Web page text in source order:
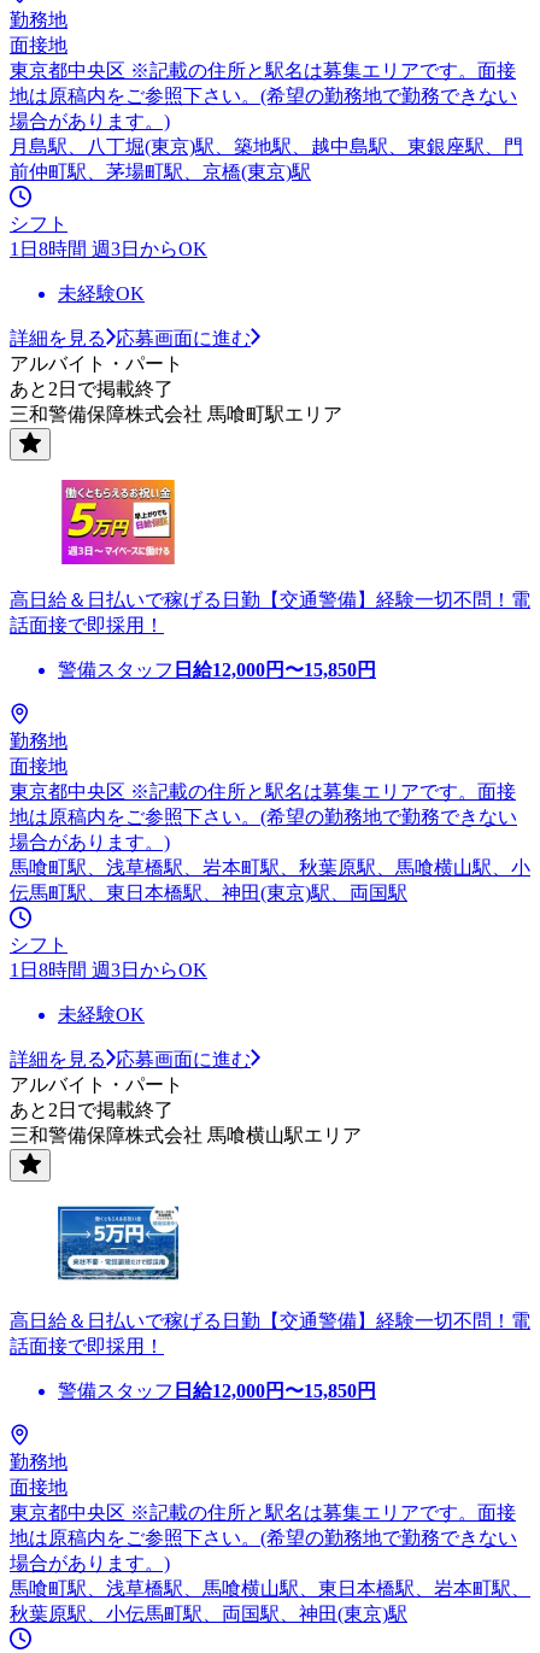
勤務地
面接地
東京都中央区 ※記載の住所と駅名は募集エリアです。面接
地は原稿内をご参照下さい。(希望の勤務地で勤務できない
場合があります。)
月島駅、八丁堀(東京)駅、築地駅、越中島駅、東銀座駅、門
前仲町駅、茅場町駅、京橋(東京)駅
シフト
1日8時間 週3日からOK
未経験OK
詳細を見る
応募画面に進む
アルバイト・パート
あと2日で掲載終了
三和警備保障株式会社 馬喰町駅エリア
高日給＆日払いで稼げる日勤【交通警備】経験一切不問！電
話面接で即採用！
警備スタッフ 日給12,000円〜15,850円
勤務地
面接地
東京都中央区 ※記載の住所と駅名は募集エリアです。面接
地は原稿内をご参照下さい。(希望の勤務地で勤務できない
場合があります。)
馬喰町駅、浅草橋駅、岩本町駅、秋葉原駅、馬喰横山駅、小
伝馬町駅、東日本橋駅、神田(東京)駅、両国駅
シフト
1日8時間 週3日からOK
未経験OK
詳細を見る
応募画面に進む
アルバイト・パート
あと2日で掲載終了
三和警備保障株式会社 馬喰横山駅エリア
高日給＆日払いで稼げる日勤【交通警備】経験一切不問！電
話面接で即採用！
警備スタッフ 日給12,000円〜15,850円
勤務地
面接地
東京都中央区 ※記載の住所と駅名は募集エリアです。面接
地は原稿内をご参照下さい。(希望の勤務地で勤務できない
場合があります。)
馬喰町駅、浅草橋駅、馬喰横山駅、東日本橋駅、岩本町駅、
秋葉原駅、小伝馬町駅、両国駅、神田(東京)駅